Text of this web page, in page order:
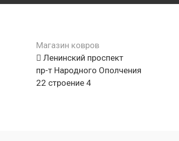
Магазин ковров
Ленинский проспект
пр-т Народного Ополчения
22 строение 4